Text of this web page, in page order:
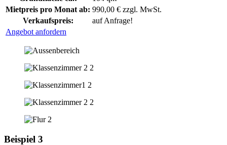
Mietpreis pro Monat ab: 990,00 € zzgl. MwSt.
Verkaufspreis:
auf Anfrage!
Angebot anfordern
Beispiel 3